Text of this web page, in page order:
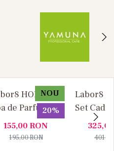
NOU
20%
HOD 881 -
de Parfum, 30
ml, Unisex
155,00RON
195,00RON
Labor8
Set
Parfum
Apa de